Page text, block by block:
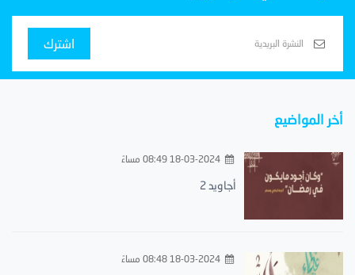
اشترك
أخر المواضيع
18-03-2024 08:49 مساءً
أجاويد 2
18-03-2024 08:48 مساءً